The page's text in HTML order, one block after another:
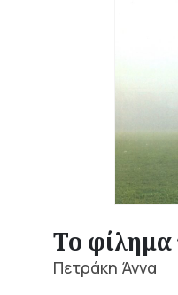
Το
Πετράκη Άννα